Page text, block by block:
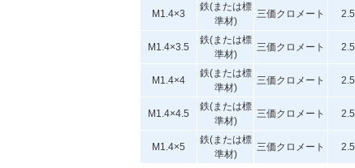
M1.4×3
鉄(または標
準材)
三価クロメート 2.5
M1.4×3.5
鉄(または標
準材)
三価クロメート 2.5
M1.4×4
鉄(または標
準材)
三価クロメート 2.5
M1.4×4.5
鉄(または標
準材)
三価クロメート 2.5
M1.4×5
鉄(または標
準材)
三価クロメート 2.5